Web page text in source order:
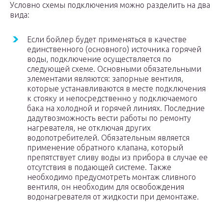
Условно схемы подключения можно разделить на два
вида:
Если бойлер будет применяться в качестве
единственного (основного) источника горячей
воды, подключение осуществляется по
следующей схеме. Основными обязательными
элементами являются: запорные вентиля,
которые устанавливаются в месте подключения
к стояку и непосредственно у подключаемого
бака на холодной и горячей линиях. Последние
дадутвозможность вести работы по ремонту
нагревателя, не отключая других
водопотребителей. Обязательным является
применение обратного клапана, который
препятствует сливу воды из прибора в случае ее
отсутствия в подающей системе. Также
необходимо предусмотреть монтаж сливного
вентиля, он необходим для освобождения
водонагревателя от жидкости при демонтаже.